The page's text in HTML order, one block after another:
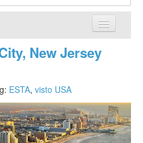
New Jersey
ESTA, visto USA